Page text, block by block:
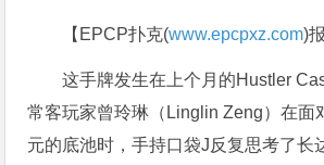
【EPCP扑克(www.epcpxz.com)
这手牌发生在上个月的Hustler
常客玩家曾玲琳（Linglin Zeng）在面
元的底池时，手持口袋J反复思考了长